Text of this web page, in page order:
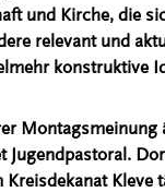
und Kirche, die
relevant und
konstruktive
Jugendpastoral.
Kleve